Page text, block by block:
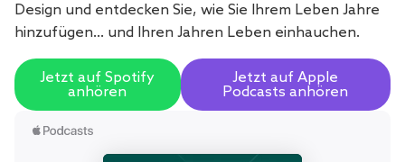
Design und entdecken Sie, wie Sie Ihrem Leben Jahre
hinzufügen… und Ihren Jahren Leben einhauchen.
Jetzt auf Spotify
anhören
Jetzt auf Apple
Podcasts anhören